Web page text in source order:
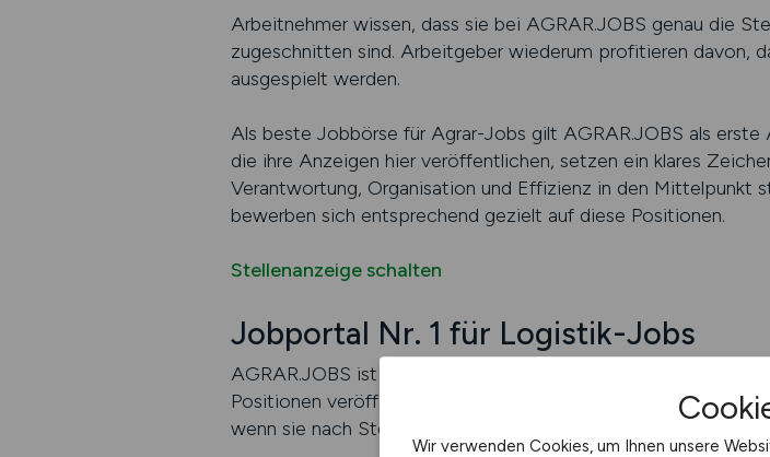
Arbeitnehmer wissen, dass sie bei AGRAR.JOBS genau die
zugeschnitten sind. Arbeitgeber wiederum profitieren davon,
ausgespielt werden.
Als beste Jobbörse für Agrar-Jobs gilt AGRAR.JOBS als
die ihre Anzeigen hier veröffentlichen, setzen ein klares
Verantwortung, Organisation und Effizienz in den Mittelpunkt
bewerben sich entsprechend gezielt auf diese Positionen.
Stellenanzeige schalten
Jobportal Nr. 1 für Logistik-Jobs
AGRAR.JOBS ist das Jobportal Nr. 1 für Logistik-Jobs in der
Positionen veröffentlichen, nutzen die stärkste Plattform im
wenn sie nach Stellen in der Agrarlogistik suchen, da sie hier
Wir verwenden Cookies, um Ihnen unsere